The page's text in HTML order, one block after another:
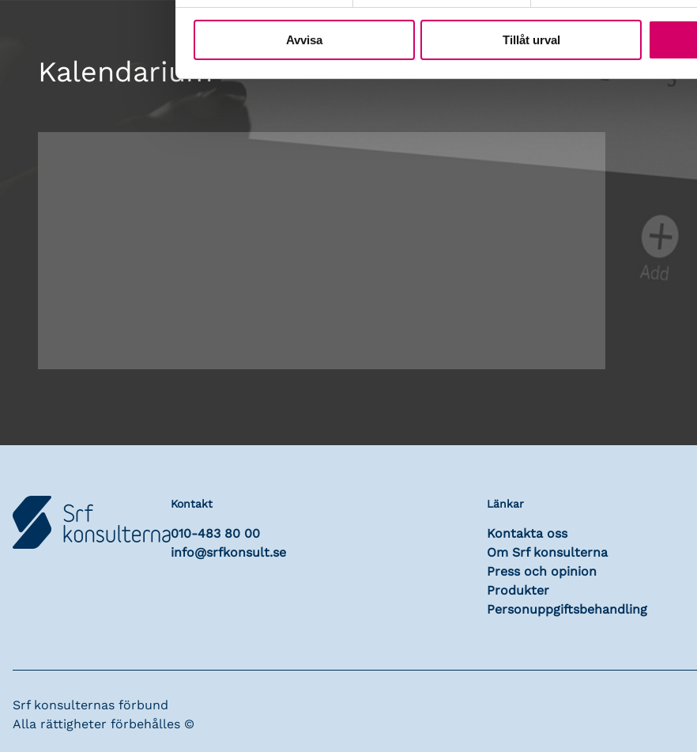
Avvisa Tillåt urval
Kalendarium
Kontakt
010-483 80 00
info@srfkonsult.se
Länkar
Kontakta oss
Om Srf konsulterna
Press och opinion
Produkter
Personuppgiftsbehandling
Srf konsulternas förbund
Alla rättigheter förbehålles ©